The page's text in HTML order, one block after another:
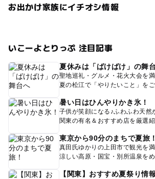
お出かけ家族にイチオシ情報
いこーよとりっぷ 注目記事
夏休みは「ばけばけ」の舞
聖地巡礼・グルメ・花火大会を満
夏の松江で「やりたいこと」を
暑い日はひんやりかき氷！
子供が笑顔になる♪ふわふわ天然
関東の有名＆おすすめ店を厳選
東京から90分のまちで夏旅！
真田氏ゆかりの上田市で観光を
涼しい高原・国宝・別所温泉を
【関東】おすすめ夏祭り情報